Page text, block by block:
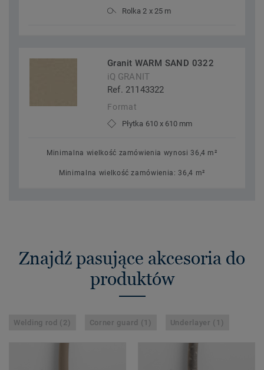
Rolka 2 x 25 m
Granit WARM SAND 0322
iQ GRANIT
Ref. 21143322
Format
Płytka 610 x 610 mm
Minimalna wielkość zamówienia wynosi 36,4 m²
Minimalna wielkość zamówienia: 36,4 m²
Znajdź pasujące akcesoria do
produktów
Welding rod (2) Corner guard (1) Underlayer (1)